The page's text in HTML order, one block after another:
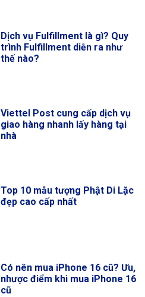
Dịch vụ Fulfillment là gì? Quy
trình Fulfillment diễn ra như
thế nào?
Viettel Post cung cấp dịch vụ
giao hàng nhanh lấy hàng tại
nhà
Top 10 mẫu tượng Phật Di Lặc
đẹp cao cấp nhất
Có nên mua iPhone 16 cũ? Ưu,
nhược điểm khi mua iPhone 16
cũ